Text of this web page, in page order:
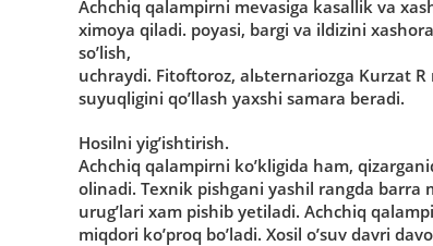
Аchchiq qalampirni mevasiga kasallik va
ximoya qiladi. poyasi, bargi va ildizini
soʼlish,
uchraydi. Fitoftoroz, alьternariozga Kurzat
suyuqligini qoʼllash yaxshi samara beradi.
Hosilni yigʼishtirish.
Аchchiq qalampirni koʼkligida ham,
olinadi. Texnik pishgani yashil rangda barra
urugʼlari xam pishib yetiladi. Аchchiq
miqdori koʼproq boʼladi. Xosil oʼsuv davri